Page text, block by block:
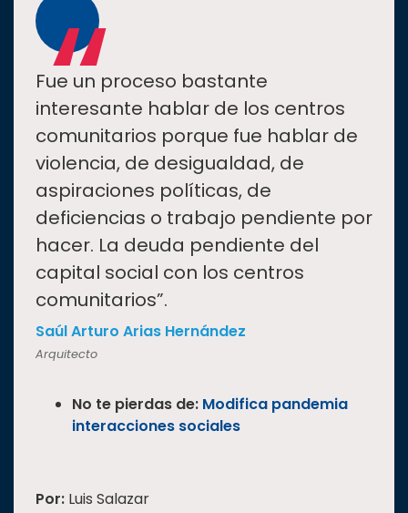
“
Fue un proceso bastante
interesante hablar de los centros
comunitarios porque fue hablar de
violencia, de desigualdad, de
aspiraciones políticas, de
deficiencias o trabajo pendiente por
hacer. La deuda pendiente del
capital social con los centros
comunitarios”.
Saúl Arturo Arias Hernández
Arquitecto
No te pierdas de: Modifica pandemia
interacciones sociales
Por: Luis Salazar